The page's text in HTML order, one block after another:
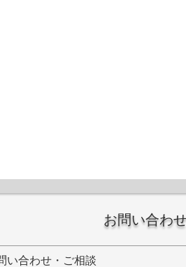
お問い合わ
い合わせ・ご相談